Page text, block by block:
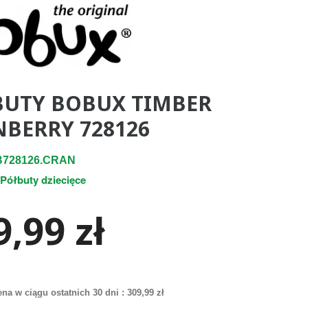
BOBUX TIMBER
728126
Półbuty dziecięce
zł
w ciągu ostatnich 30 dni : 309,99 zł